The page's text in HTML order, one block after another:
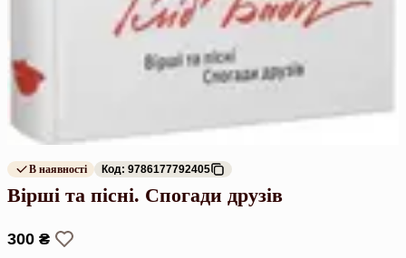
В наявності Код: 9786177792405
Вірші та пісні. Спогади друзів
300 ₴